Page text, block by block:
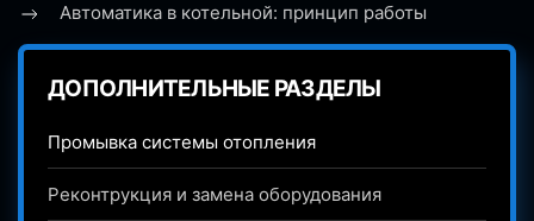
Автоматика в котельной: принцип работы
ДОПОЛНИТЕЛЬНЫЕ РАЗДЕЛЫ
Промывка системы отопления
Реконтрукция и замена оборудования